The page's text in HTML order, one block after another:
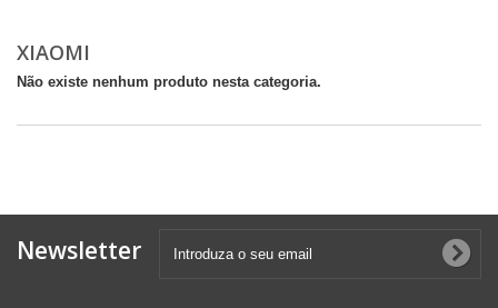
XIAOMI
Não existe nenhum produto nesta categoria.
Newsletter